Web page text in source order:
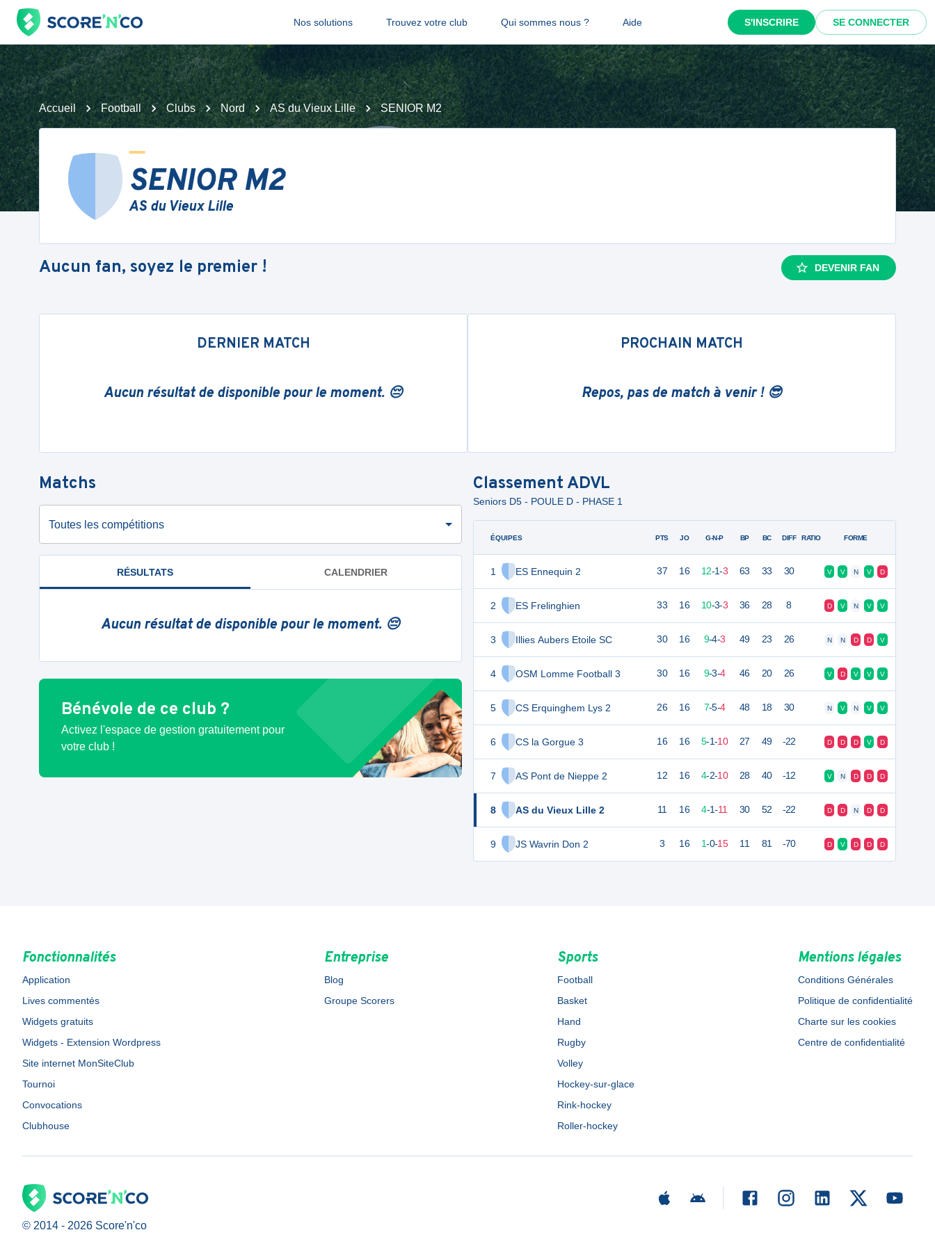
Nos solutions Trouvez votre club Qui sommes nous ? Aide S'INSCRIRE SE CONNECTER
Accueil Football Clubs Nord AS du Vieux Lille SENIOR M2
SENIOR M2
AS du Vieux Lille
Aucun fan, soyez le premier ! DEVENIR FAN
DERNIER MATCH
Aucun résultat de disponible pour le moment. 😔
PROCHAIN MATCH
Repos, pas de match à venir ! 😎
Matchs
Toutes les compétitions
RÉSULTATS CALENDRIER
Aucun résultat de disponible pour le moment. 😔
Bénévole de ce club ?
Activez l'espace de gestion gratuitement pour
votre club !
Classement ADVL
Seniors D5 - POULE D - PHASE 1
ÉQUIPES
1 ES Ennequin 2
2 ES Frelinghien
3 Illies Aubers Etoile SC
4 OSM Lomme Football 3
5 CS Erquinghem Lys 2
6 CS la Gorgue 3
7 AS Pont de Nieppe 2
8 AS du Vieux Lille 2
9 JS Wavrin Don 2
PTS JO G-N-P BP BC DIFF RATIO FORME
37 16 12-1-3 63 33 30 V V N V D
33 16 10-3-3 36 28 8 D V N V V
30 16 9-4-3 49 23 26 N N D D V
30 16 9-3-4 46 20 26 V D V V V
26 16 7-5-4 48 18 30 N V N V V
16 16 5-1-10 27 49 -22 D D D V D
12 16 4-2-10 28 40 -12 V N D D D
11 16 4-1-11 30 52 -22 D D N D D
3 16 1-0-15 11 81 -70 D V D D D
Fonctionnalités
Application
Lives commentés
Widgets gratuits
Widgets - Extension Wordpress
Site internet MonSiteClub
Tournoi
Convocations
Clubhouse
Entreprise
Blog
Groupe Scorers
Sports
Football
Basket
Hand
Rugby
Volley
Hockey-sur-glace
Rink-hockey
Roller-hockey
Mentions légales
Conditions Générales
Politique de confidentialité
Charte sur les cookies
Centre de confidentialité
© 2014 - 2026 Score'n'co